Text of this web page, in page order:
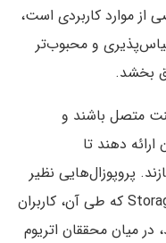
از موارد کاربردی است،
و محبوب‌تر
بخشد.
متصل باشند و
دهند تا
پروپوزال‌هایی نظیر
«اجاره فضای ذخیره سازی» یا Storage Rent که طی آن، کاربران
میان محققان اتریوم